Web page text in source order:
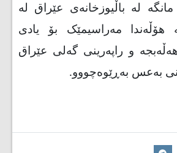
ئەم مانگە لە باڵيوزخانەى عێراق لە
مەراسيمێک بۆ يادى
هەڵەبجە و راپەرينى گەلى عێراق
بەعس بەڕێوەچووو.